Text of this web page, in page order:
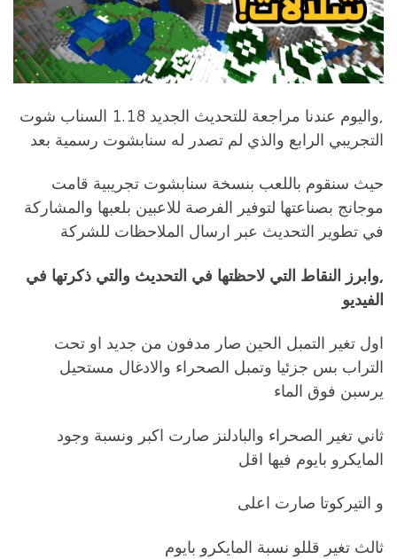
,واليوم عندنا مراجعة للتحديث الجديد 1.18 السناب شوت
التجريبي الرابع والذي لم تصدر له سنابشوت رسمية بعد
حيث سنقوم باللعب بنسخة سنابشوت تجريبية قامت
موجانج بصناعتها لتوفير الفرصة للاعبين بلعبها والمشاركة
في تطوير التحديث عبر ارسال الملاحظات للشركة
,وابرز النقاط التي لاحظتها في التحديث والتي ذكرتها في
الفيديو
اول تغير التمبل الحين صار مدفون من جديد او تحت
التراب بس جزئيا وتمبل الصحراء والادغال مستحيل
يرسبن فوق الماء
ثاني تغير الصحراء والبادلنز صارت اكبر ونسبة وجود
المايكرو بايوم فيها اقل
و التيركوتا صارت اعلى
ثالث تغير قللو نسبة المايكرو بايوم